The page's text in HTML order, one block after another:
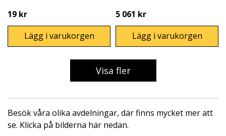
19 kr
Lägg i varukorgen
5 061 kr
Lägg i varukorgen
Visa fler
Besök våra olika avdelningar, där finns mycket mer att
se. Klicka på bilderna här nedan.